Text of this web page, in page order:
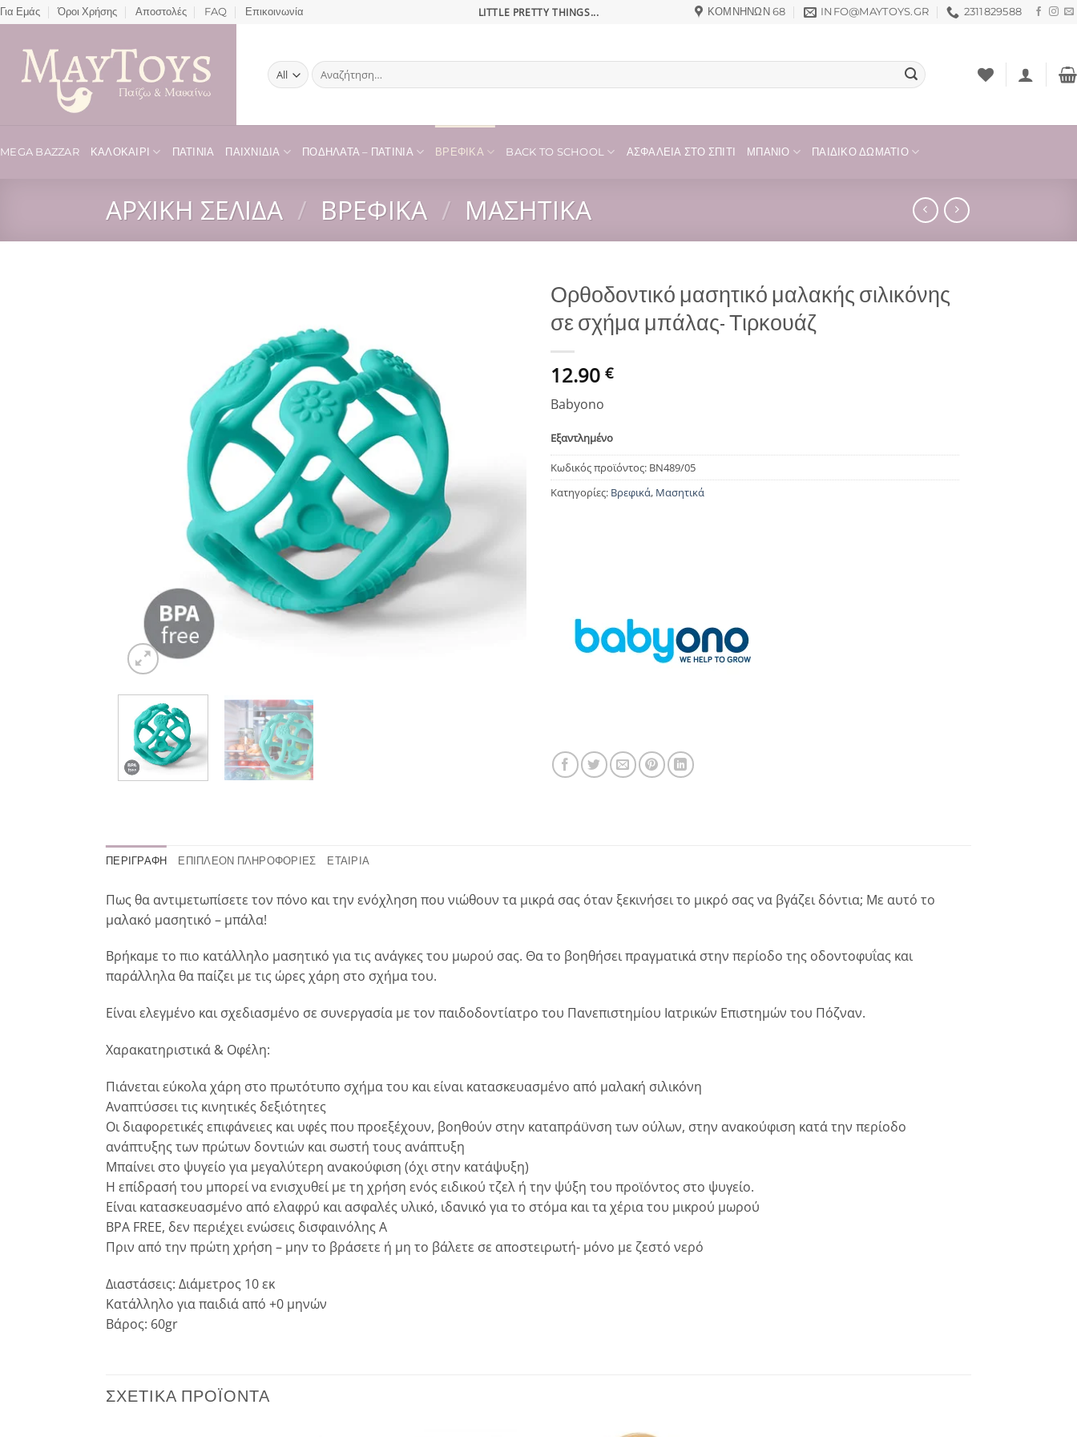
Μετάβαση
στο
περιεχόμενο
Για Εμάς Όροι Χρήσης Αποστολές FAQ Επικοινωνία LITTLE PRETTY THINGS... ΚΟΜΝΗΝΏΝ 68 INFO@MAYTOYS.GR 2311829588
Αναζήτηση
για:
MEGA BAZZAR ΚΑΛΟΚΑΊΡΙ ΠΑΤΊΝΙΑ ΠΑΙΧΝΊΔΙΑ ΠΟΔΉΛΑΤΑ – ΠΑΤΊΝΙΑ ΒΡΕΦΙΚΆ BACK TO SCHOOL ΑΣΦΆΛΕΙΑ ΣΤΟ ΣΠΊΤΙ ΜΠΆΝΙΟ ΠΑΙΔΙΚΌ ΔΩΜΆΤΙΟ
ΑΡΧΙΚΉ ΣΕΛΊΔΑ / ΒΡΕΦΙΚΆ / ΜΑΣΗΤΙΚΆ
Ορθοδοντικό μασητικό μαλακής σιλικόνης
σε σχήμα μπάλας- Τιρκουάζ
12.90 €
Babyono
Εξαντλημένο
Κωδικός προϊόντος: BN489/05
Κατηγορίες: Βρεφικά, Μασητικά
ΠΕΡΙΓΡΑΦΉ ΕΠΙΠΛΈΟΝ ΠΛΗΡΟΦΟΡΊΕΣ ΕΤΑΙΡΊΑ
Πως θα αντιμετωπίσετε τον πόνο και την ενόχληση που νιώθουν τα μικρά σας όταν ξεκινήσει το μικρό σας να βγάζει δόντια; Με αυτό το
μαλακό μασητικό – μπάλα!
Βρήκαμε το πιο κατάλληλο μασητικό για τις ανάγκες του μωρού σας. Θα το βοηθήσει πραγματικά στην περίοδο της οδοντοφυΐας και
παράλληλα θα παίζει με τις ώρες χάρη στο σχήμα του.
Είναι ελεγμένο και σχεδιασμένο σε συνεργασία με τον παιδοδοντίατρο του Πανεπιστημίου Ιατρικών Επιστημών του Πόζναν.
Χαρακατηριστικά & Οφέλη:
Πιάνεται εύκολα χάρη στο πρωτότυπο σχήμα του και είναι κατασκευασμένο από μαλακή σιλικόνη
Αναπτύσσει τις κινητικές δεξιότητες
Οι διαφορετικές επιφάνειες και υφές που προεξέχουν, βοηθούν στην καταπράϋνση των ούλων, στην ανακούφιση κατά την περίοδο
ανάπτυξης των πρώτων δοντιών και σωστή τους ανάπτυξη
Μπαίνει στο ψυγείο για μεγαλύτερη ανακούφιση (όχι στην κατάψυξη)
Η επίδρασή του μπορεί να ενισχυθεί με τη χρήση ενός ειδικού τζελ ή την ψύξη του προϊόντος στο ψυγείο.
Είναι κατασκευασμένο από ελαφρύ και ασφαλές υλικό, ιδανικό για το στόμα και τα χέρια του μικρού μωρού
BPA FREE, δεν περιέχει ενώσεις δισφαινόλης Α
Πριν από την πρώτη χρήση – μην το βράσετε ή μη το βάλετε σε αποστειρωτή- μόνο με ζεστό νερό
Διαστάσεις: Διάμετρος 10 εκ
Κατάλληλο για παιδιά από +0 μηνών
Βάρος: 60gr
ΣΧΕΤΙΚΆ ΠΡΟΪΌΝΤΑ